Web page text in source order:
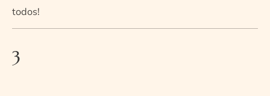
todos!
3